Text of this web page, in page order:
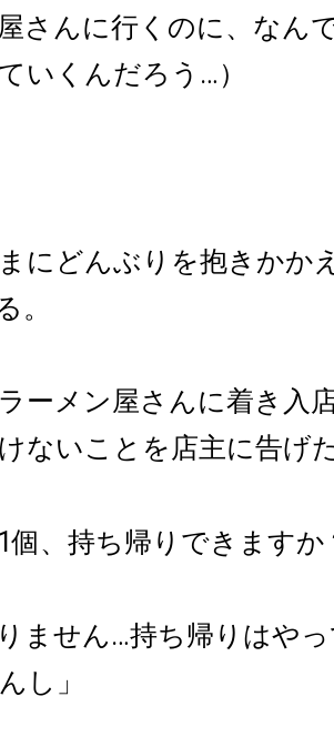
屋さんに行くのに、なん
いくんだろう…）
にどんぶりを抱きかか
。
ーメン屋さんに着き入
ないことを店主に告げ
個、持ち帰りできますか
りません…持ち帰りはや
し」